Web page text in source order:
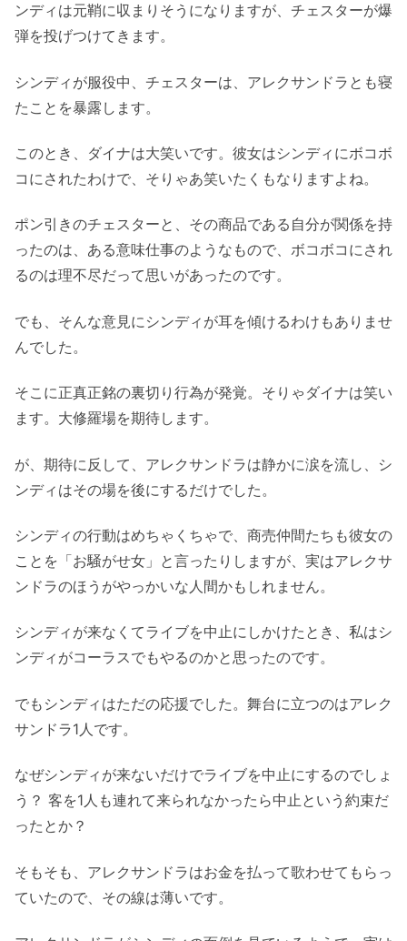
ンディは元鞘に収まりそうになりますが、チェスターが爆
弾を投げつけてきます。
シンディが服役中、チェスターは、アレクサンドラとも寝
たことを暴露します。
このとき、ダイナは大笑いです。彼女はシンディにボコボ
コにされたわけで、そりゃあ笑いたくもなりますよね。
ポン引きのチェスターと、その商品である自分が関係を持
ったのは、ある意味仕事のようなもので、ボコボコにされ
るのは理不尽だって思いがあったのです。
でも、そんな意見にシンディが耳を傾けるわけもありませ
んでした。
そこに正真正銘の裏切り行為が発覚。そりゃダイナは笑い
ます。大修羅場を期待します。
が、期待に反して、アレクサンドラは静かに涙を流し、シ
ンディはその場を後にするだけでした。
シンディの行動はめちゃくちゃで、商売仲間たちも彼女の
ことを「お騒がせ女」と言ったりしますが、実はアレクサ
ンドラのほうがやっかいな人間かもしれません。
シンディが来なくてライブを中止にしかけたとき、私はシ
ンディがコーラスでもやるのかと思ったのです。
でもシンディはただの応援でした。舞台に立つのはアレク
サンドラ1人です。
なぜシンディが来ないだけでライブを中止にするのでしょ
う？ 客を1人も連れて来られなかったら中止という約束だ
ったとか？
そもそも、アレクサンドラはお金を払って歌わせてもらっ
ていたので、その線は薄いです。